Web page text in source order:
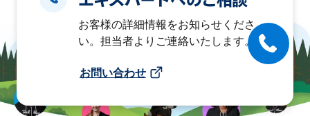
お客様の詳細情報をお知らせくださ
い。担当者よりご連絡いたします。
お問い合わせ